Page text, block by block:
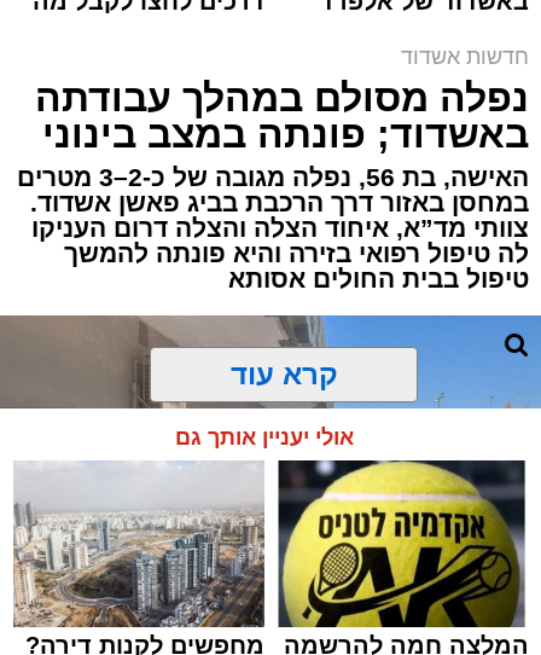
איחוד הצלה הצלה
אירוע דרמטי הסתיים בנס רפואי באשדוד, לאחר
שגבר בן 56 התמוטט בביתו שבאחד הרחובות
ברובע י"א בעיר, כתוצאה מאירוע פתאומי שגרם
להפסקת פעילות ליבו.
למקום הוזעקו מיד צוותי רפואה ומתנדבים של
ארגון "איחוד הצלה". החובשים והפרמדיקים
הכרה, ופתחו מיידית בפעולות החייאה מתקדמות,
הכוללות עיסויי לב ושימוש במפעם (דפיברילטור).
בזכות התושייה והפעילות המהירה והמקצועית של
הצוותים בשטח, ליבו של הגבר שב לפעום.
לאחר ייצוב מצבו הראשוני, הוא פונה באמבולנס
לבית חולים להמשך קבלת טיפול רפואי כשמצבו
מוגדר יציב.
חדשות אשדוד
נפלה מסולם במהלך עבודתה
באשדוד; פונתה במצב בינוני
האישה, בת 56, נפלה מגובה של כ-2–3 מטרים
במחסן באזור דרך הרכבת בביג פאשן אשדוד.
צוותי מד”א, איחוד הצלה והצלה דרום העניקו
לה טיפול רפואי בזירה והיא פונתה להמשך
טיפול בבית החולים אסותא
קרא עוד
אולי יעניין אותך גם
המלצה חמה להרשמה מחפשים לקנות דירה?